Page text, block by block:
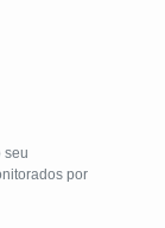
seu
por